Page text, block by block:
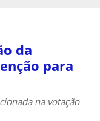
da
para
na votação